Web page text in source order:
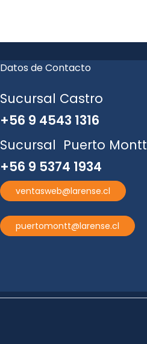
Datos de Contacto
Sucursal Castro
+56 9 4543 1316
Sucursal Puerto Montt
+56 9 5374 1934
ventasweb@larense.cl
puertomontt@larense.cl